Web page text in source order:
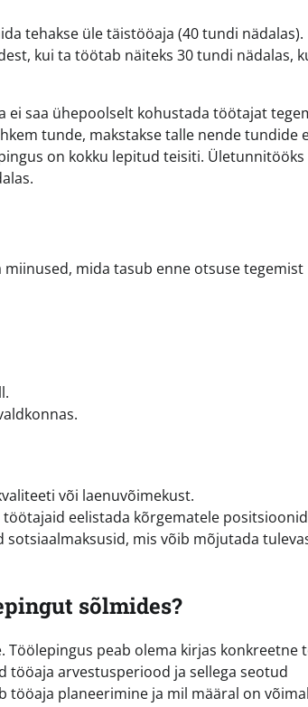
tehakse üle täistööaja (40 tundi nädalas).
kui ta töötab näiteks 30 tundi nädalas,
ei saa ühepoolselt kohustada töötajat
tunde, makstakse talle nende tundide
on kokku lepitud teisiti. Ületunnitööks
mida tasub enne otsuse tegemist
või laenuvõimekust.
eelistada kõrgematele
sotsiaalmaksusid, mis võib mõjutada
sõlmides?
peab olema kirjas konkreetne
tööaja arvestusperiood ja sellega seotud
tööaja planeerimine ja mil määral on